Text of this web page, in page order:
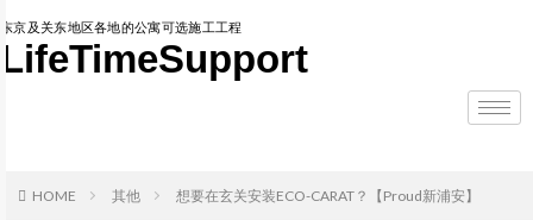
东京及关东地区各地的公寓可选施工工程
LifeTimeSupport
HOME 其他 想要在玄关安装ECO-CARAT？【Proud新浦安】